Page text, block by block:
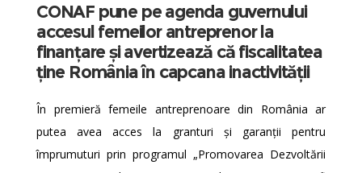
CONAF pune pe agenda guvernului
accesul femeilor antreprenor la
finanțare și avertizează că fiscalitatea
ține România în capcana inactivității
În premieră femeile antreprenoare din România ar
putea avea acces la granturi și garanții pentru
împrumuturi prin programul „Promovarea Dezvoltării